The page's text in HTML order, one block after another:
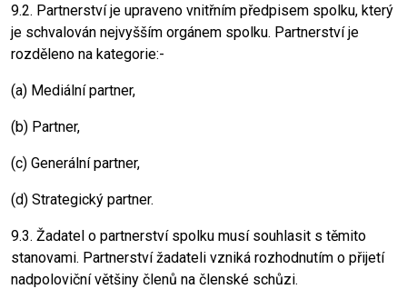
9.2. Partnerství je upraveno vnitřním předpisem spolku, který
je schvalován nejvyšším orgánem spolku. Partnerství je
rozděleno na kategorie:-
(a) Mediální partner,
(b) Partner,
(c) Generální partner,
(d) Strategický partner.
9.3. Žadatel o partnerství spolku musí souhlasit s těmito
stanovami. Partnerství žadateli vzniká rozhodnutím o přijetí
nadpoloviční většiny členů na členské schůzi.